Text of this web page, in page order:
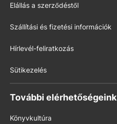
Elállás a szerződéstől
Szállítási és fizetési információk
Hírlevél-feliratkozás
Sütikezelés
További elérhetőségeink
Könyvkultúra